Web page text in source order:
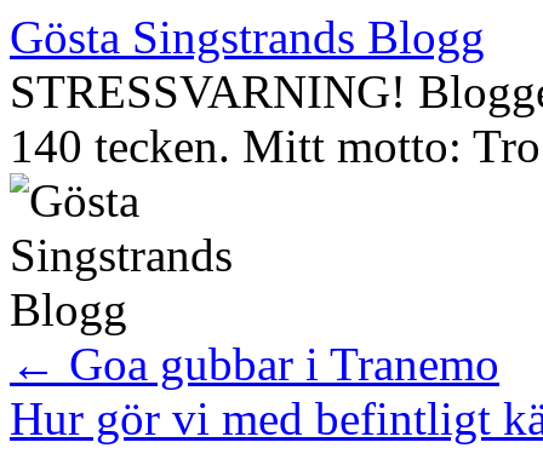
Gösta Singstrands Blogg
STRESSVARNING!
140 tecken. Mitt motto:
till
innehåll
← Goa gubbar i Tranemo
Hur gör vi med befintligt